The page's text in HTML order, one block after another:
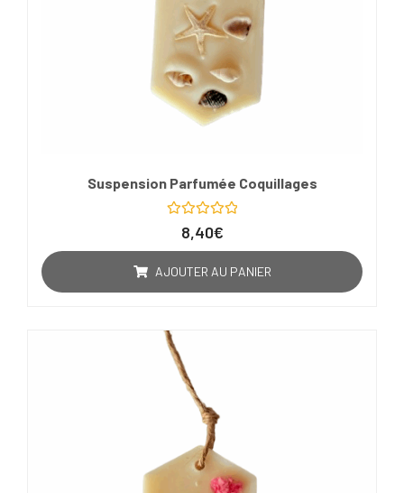
Suspension Parfumée Coquillages
Note
sur
5
8,40€
AJOUTER AU PANIER